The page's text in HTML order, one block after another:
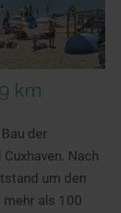
km
der
Nach
um den
mehr als 100